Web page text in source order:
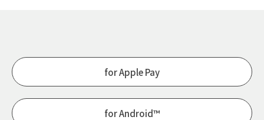
for Apple Pay
for Android™